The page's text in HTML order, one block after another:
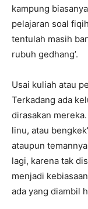
kampung
pelajaran soal
tentulah masih
rubuh gedhang’.
Usai kuliah atau
Terkadang ada
dirasakan
linu, atau
ataupun
lagi, karena tak
menjadi
ada yang diambil